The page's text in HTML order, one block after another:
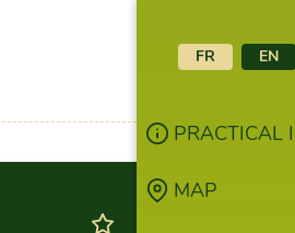
FR EN
PRACTICAL
MAP